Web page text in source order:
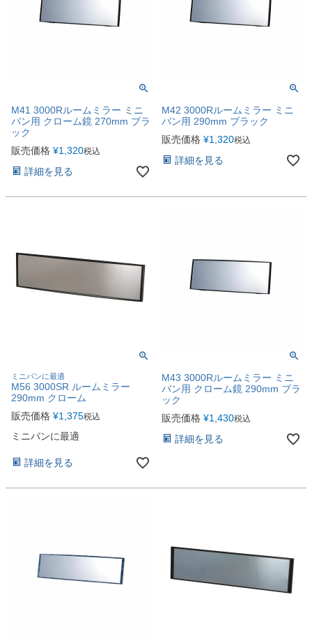
M41 3000Rルームミラー ミニ
バン用 クローム鏡 270mm ブラ
ック
販売価格 ¥1,320税込
詳細を見る
M42 3000Rルームミラー ミニ
バン用 290mm ブラック
販売価格 ¥1,320税込
詳細を見る
ミニバンに最適
M56 3000SR ルームミラー
290mm クローム
販売価格 ¥1,375税込
ミニバンに最適
詳細を見る
M43 3000Rルームミラー ミニ
バン用 クローム鏡 290mm ブラ
ック
販売価格 ¥1,430税込
詳細を見る